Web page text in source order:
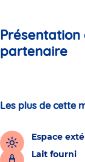
partenaire
Les plus de cette
Espace
Lait fourni